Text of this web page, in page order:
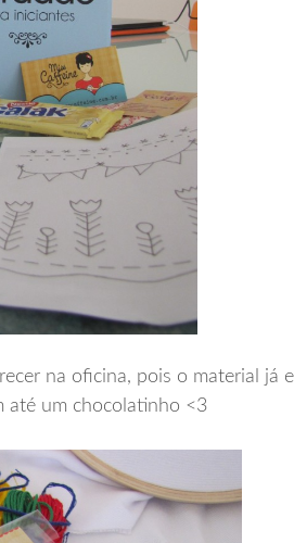
na oficina, pois o material já
até um chocolatinho <3